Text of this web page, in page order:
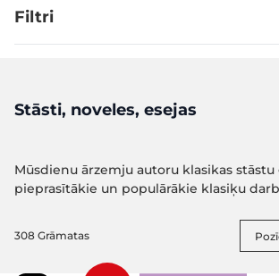
Filtri
Stāsti, noveles, esejas
Mūsdienu ārzemju autoru klasikas stāstu
pieprasītākie un populārākie klasiķu
308 Grāmatas